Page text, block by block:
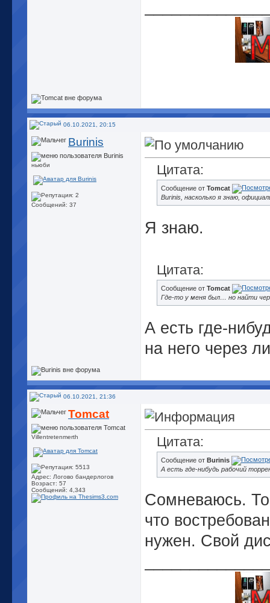
06.10.2021, 20:15
Burinis
ньюби
Сообщений: 37
Цитата:
Сообщение от Tomcat
Burinis, насколько я знаю,
Я знаю.
Цитата:
Сообщение от Tomcat
Где-то у меня был… но найти
А есть где-
на него через
06.10.2021, 21:36
Tomcat
Villentretenmerth
Адрес: Логово бандерлогов
Возраст: 57
Сообщений: 4,343
Цитата:
Сообщение от Burinis
А есть где-нибудь рабочий
Сомневаюсь.
что
нужен. Свой